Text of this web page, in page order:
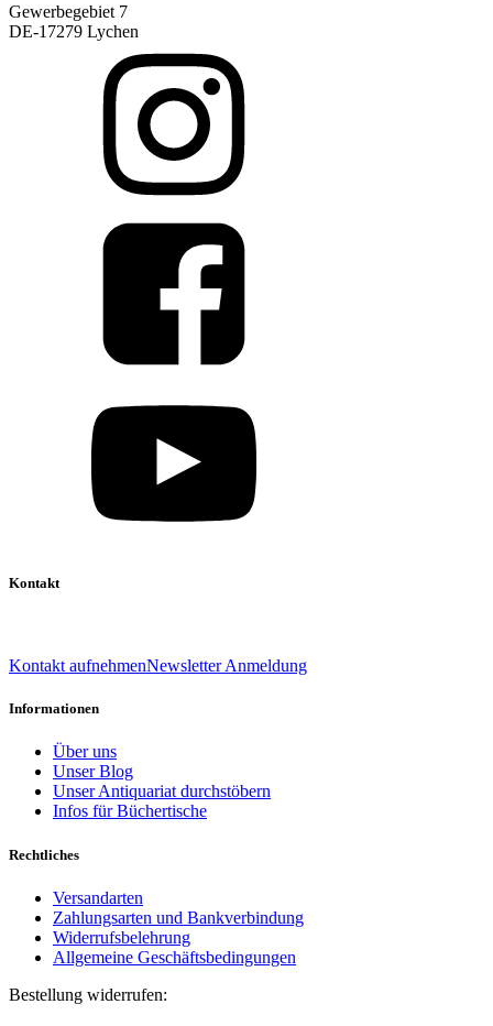
Gewerbegebiet 7
DE-17279 Lychen
Kontakt
Kontakt aufnehmenNewsletter Anmeldung
Informationen
Über uns
Unser Blog
Unser Antiquariat durchstöbern
Infos für Büchertische
Rechtliches
Versandarten
Zahlungsarten und Bankverbindung
Widerrufsbelehrung
Allgemeine Geschäftsbedingungen
Bestellung widerrufen: